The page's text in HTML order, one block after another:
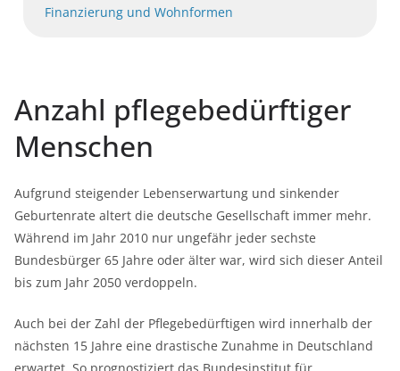
Finanzierung und Wohnformen
Anzahl pflegebedürftiger
Menschen
Aufgrund steigender Lebenserwartung und sinkender
Geburtenrate altert die deutsche Gesellschaft immer mehr.
Während im Jahr 2010 nur ungefähr jeder sechste
Bundesbürger 65 Jahre oder älter war, wird sich dieser Anteil
bis zum Jahr 2050 verdoppeln.
Auch bei der Zahl der Pflegebedürftigen wird innerhalb der
nächsten 15 Jahre eine drastische Zunahme in Deutschland